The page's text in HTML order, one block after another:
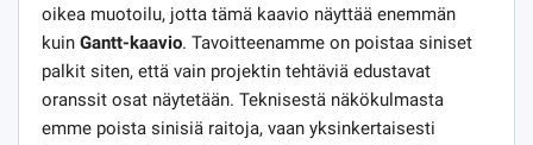
oikea muotoilu, jotta tämä kaavio näyttää enemmän
kuin Gantt-kaavio. Tavoitteenamme on poistaa siniset
palkit siten, että vain projektin tehtäviä edustavat
oranssit osat näytetään. Teknisestä näkökulmasta
emme poista sinisiä raitoja, vaan yksinkertaisesti